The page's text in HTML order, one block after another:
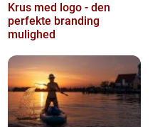
Krus med logo - den
perfekte branding
mulighed